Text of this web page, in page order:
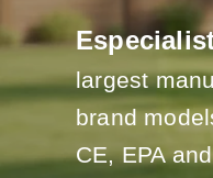
largest
brand
CE, EPA